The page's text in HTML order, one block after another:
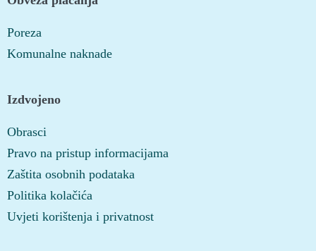
Poreza
Komunalne naknade
Izdvojeno
Obrasci
Pravo na pristup informacijama
Zaštita osobnih podataka
Politika kolačića
Uvjeti korištenja i privatnost